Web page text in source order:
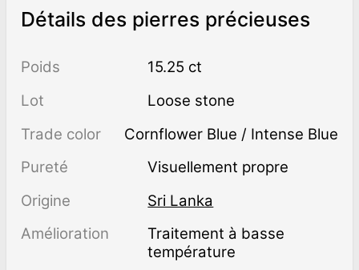
Détails des pierres précieuses
Poids
15.25 ct
Lot
Loose stone
Trade color
Cornflower Blue / Intense Blue
Pureté
visuellement propre
Origine
Sri Lanka
Amélioration
traitement à basse
température